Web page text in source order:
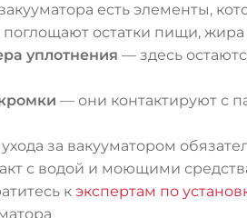
есть элементы,
остатки пищи,
уплотнения — здесь
— они контактируют с
за вакууматором
с водой и моющими
к экспертам по